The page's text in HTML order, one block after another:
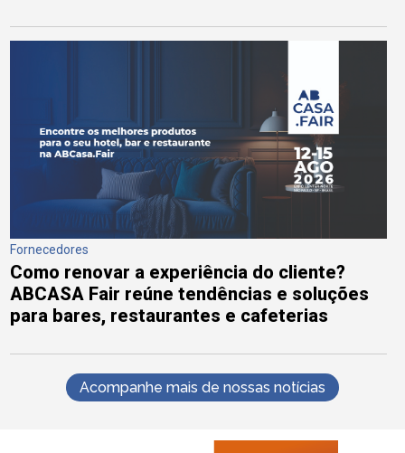
Fornecedores
Como renovar a experiência do cliente?
ABCASA Fair reúne tendências e soluções
para bares, restaurantes e cafeterias
Acompanhe mais de nossas notícias